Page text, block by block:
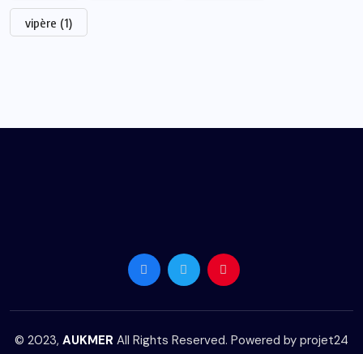
vipère (1)
© 2023, AUKMER All Rights Reserved. Powered by projet24